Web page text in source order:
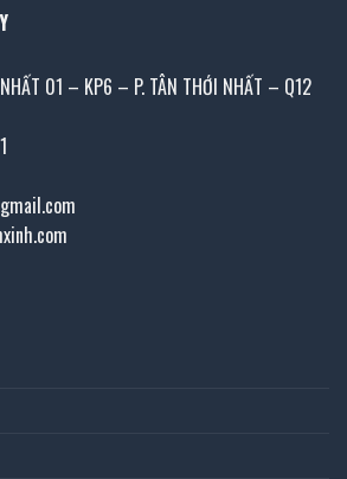
01 – KP6 – P. TÂN THỚI NHẤT – Q12